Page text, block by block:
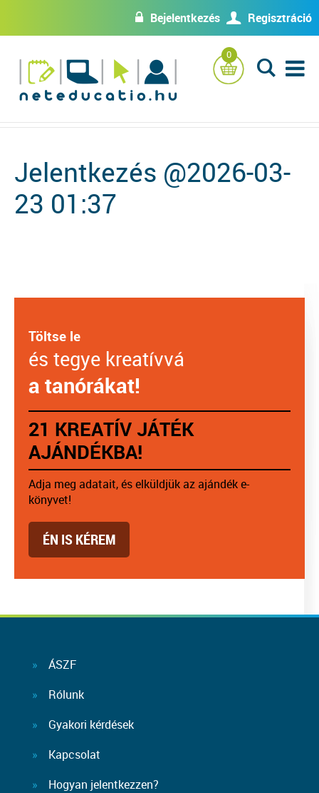
w Bejelentkezés U Regisztráció
0
L
Jelentkezés @2026-03-
23 01:37
Töltse le
és tegye kreatívvá
a tanórákat!
21 KREATÍV JÁTÉK
AJÁNDÉKBA!
Adja meg adatait, és elküldjük az ajándék e-
könyvet!
ÉN IS KÉREM
ÁSZF
Rólunk
Gyakori kérdések
Kapcsolat
Hogyan jelentkezzen?